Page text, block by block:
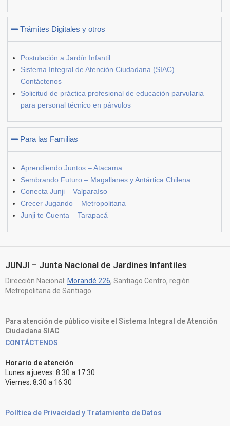
Trámites Digitales y otros
Postulación a Jardín Infantil
Sistema Integral de Atención Ciudadana (SIAC) –
Contáctenos
Solicitud de práctica profesional de educación parvularia
para personal técnico en párvulos
Para las Familias
Aprendiendo Juntos – Atacama
Sembrando Futuro – Magallanes y Antártica Chilena
Conecta Junji – Valparaíso
Crecer Jugando – Metropolitana
Junji te Cuenta – Tarapacá
JUNJI – Junta Nacional de Jardines Infantiles
Dirección Nacional: Morandé 226, Santiago Centro, región
Metropolitana de Santiago.
Para atención de público visite el Sistema Integral de Atención
Ciudadana SIAC
CONTÁCTENOS
Horario de atención
Lunes a jueves: 8:30 a 17:30
Viernes: 8:30 a 16:30
Política de Privacidad y Tratamiento de Datos